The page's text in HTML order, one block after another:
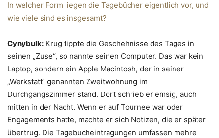
In welcher Form liegen die Tagebücher eigentlich vor, und
wie viele sind es insgesamt?
Cynybulk: Krug tippte die Geschehnisse des Tages in
seinen „Zuse“, so nannte seinen Computer. Das war kein
Laptop, sondern ein Apple Macintosh, der in seiner
„Werkstatt“ genannten Zweitwohnung im
Durchgangszimmer stand. Dort schrieb er emsig, auch
mitten in der Nacht. Wenn er auf Tournee war oder
Engagements hatte, machte er sich Notizen, die er später
übertrug. Die Tagebucheintragungen umfassen mehre